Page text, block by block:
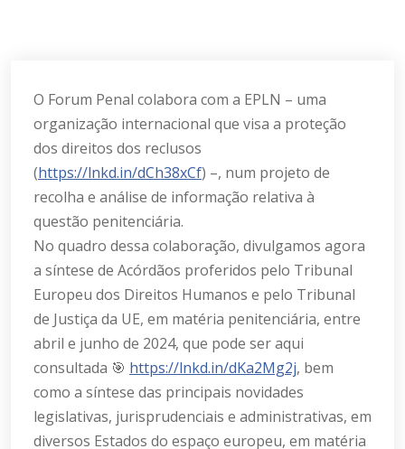
O Forum Penal colabora com a EPLN – uma
organização internacional que visa a proteção
dos direitos dos reclusos
(https://lnkd.in/dCh38xCf) –, num projeto de
recolha e análise de informação relativa à
questão penitenciária.
No quadro dessa colaboração, divulgamos agora
a síntese de Acórdãos proferidos pelo Tribunal
Europeu dos Direitos Humanos e pelo Tribunal
de Justiça da UE, em matéria penitenciária, entre
abril e junho de 2024, que pode ser aqui
consultada 🎯 https://lnkd.in/dKa2Mg2j, bem
como a síntese das principais novidades
legislativas, jurisprudenciais e administrativas, em
diversos Estados do espaço europeu, em matéria